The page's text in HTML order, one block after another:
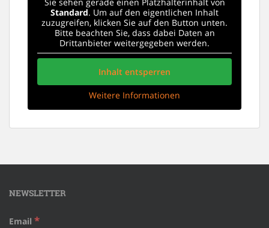
Standard. Um auf den eigentlichen Inhalt
zuzugreifen, klicken Sie auf den Button unten.
Bitte beachten Sie, dass dabei Daten an
Drittanbieter weitergegeben werden.
Inhalt entsperren
Weitere Informationen
NEWSLETTER
Email *